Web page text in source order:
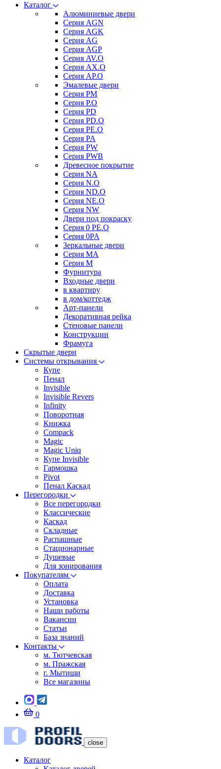
Каталог
Алюминиевые двери
Серия AGN
Серия AGK
Серия AG
Серия AGP
Серия AV.O
Серия AX.O
Серия AP.O
Эмалевые двери
Серия PM
Серия P.O
Серия PD
Серия PD.O
Серия PE.O
Серия PA
Серия PW
Серия PWB
Древесное покрытие
Серия NA
Серия N.O
Серия ND.O
Серия NE.O
Серия NW
Двери под покраску
Серия 0 PE.O
Серия 0PA
Зеркальные двери
Серия MA
Серия M
Фурнитура
Входные двери
в квартиру
в дом/коттедж
Арт-панели
Декоративная рейка
Стеновые панели
Конструкции
Фрамуга
Скрытые двери
Системы открывания
Купе
Пенал
Invisible
Invisible Revers
Infinity
Поворотная
Книжка
Compack
Magic
Magic Uniq
Купе Invisible
Гармошка
Pivot
Пенал Каскад
Перегородки
Все перегородки
Классические
Каскад
Складные
Распашные
Стационарные
Душевые
Для зонирования
Покупателям
Оплата
Доставка
Установка
Наши работы
Вакансии
Статьи
База знаний
Контакты
м. Тютчевская
м. Пражская
г. Мытищи
Все магазины
0
close
Каталог